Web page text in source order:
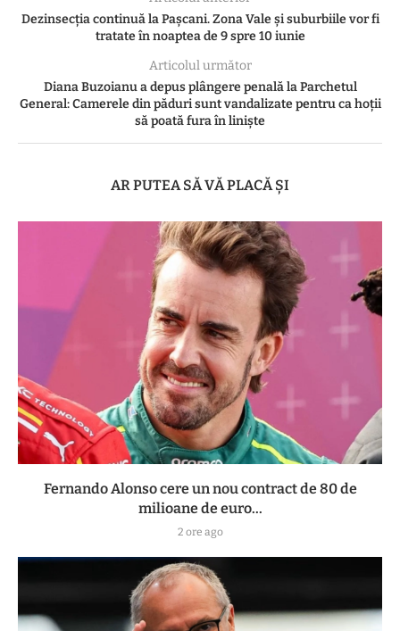
Dezinsecția continuă la Pașcani. Zona Vale și suburbiile vor fi
tratate în noaptea de 9 spre 10 iunie
Articolul următor
Diana Buzoianu a depus plângere penală la Parchetul
General: Camerele din păduri sunt vandalizate pentru ca hoții
să poată fura în liniște
AR PUTEA SĂ VĂ PLACĂ ȘI
Fernando Alonso cere un nou contract de 80 de
milioane de euro...
2 ore ago